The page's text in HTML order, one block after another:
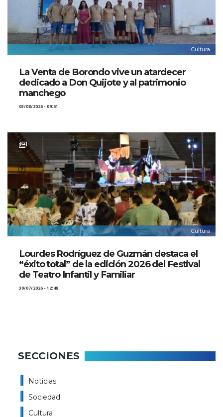
Cultura
La Venta de Borondo vive un atardecer
dedicado a Don Quijote y al patrimonio
manchego
03/08/2026 - 09:51
Cultura
Lourdes Rodríguez de Guzmán destaca el
“éxito total” de la edición 2026 del Festival
de Teatro Infantil y Familiar
30/07/2026 - 12:48
SECCIONES
Noticias
Sociedad
Cultura